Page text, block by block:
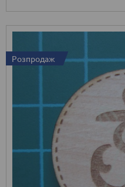
Розпродаж